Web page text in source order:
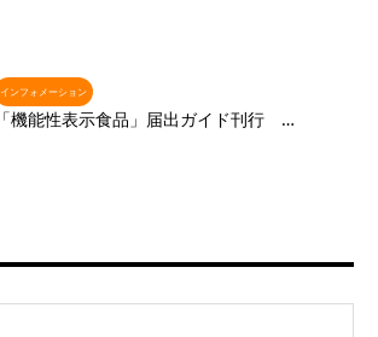
インフォメーション
「機能性表示食品」届出ガイド刊行 …